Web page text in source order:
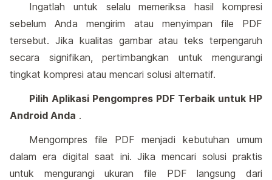
Ingatlah untuk selalu memeriksa hasil kompresi
sebelum Anda mengirim atau menyimpan file PDF
tersebut. Jika kualitas gambar atau teks terpengaruh
secara signifikan, pertimbangkan untuk mengurangi
tingkat kompresi atau mencari solusi alternatif.
Pilih Aplikasi Pengompres PDF Terbaik untuk HP
Android Anda .
Mengompres file PDF menjadi kebutuhan umum
dalam era digital saat ini. Jika mencari solusi praktis
untuk mengurangi ukuran file PDF langsung dari